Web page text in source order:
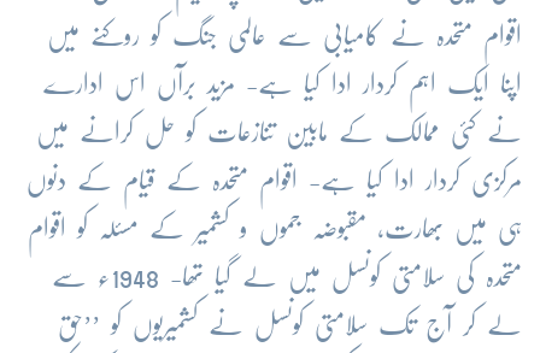
اقوام متحدہ نے کامیابی سے عالمی جنگ کو روکنے میں
اپنا ایک اہم کردار ادا کیا ہے- مزید برآں اس ادارے
نے کئی ممالک کے مابین تنازعات کو حل کرانے میں
مرکزی کردار ادا کیا ہے- اقوام متحدہ کے قیام کے دنوں
ہی میں بھارت، مقبوضہ جموں و کشمیر کے مسئلہ کو اقوام
متحدہ کی سلامتی کونسل میں لے گیا تھا- 1948ء سے
لے کر آج تک سلامتی کونسل نے کشمیریوں کو ’’حق